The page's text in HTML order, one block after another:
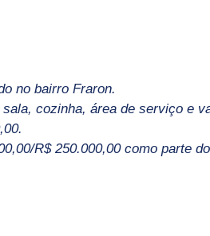
no bairro Fraron.
cozinha, área de serviço e
R$ 250.000,00 como parte